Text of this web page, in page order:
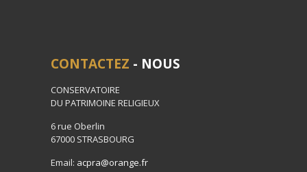
CONTACTEZ - NOUS
CONSERVATOIRE
DU PATRIMOINE RELIGIEUX
6 rue Oberlin
67000 STRASBOURG
Email: acpra@orange.fr